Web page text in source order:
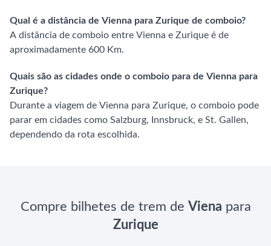
Qual é a distância de Vienna para Zurique de comboio?
A distância de comboio entre Vienna e Zurique é de
aproximadamente 600 Km.
Quais são as cidades onde o comboio para de Vienna para
Zurique?
Durante a viagem de Vienna para Zurique, o comboio pode
parar em cidades como Salzburg, Innsbruck, e St. Gallen,
dependendo da rota escolhida.
Compre bilhetes de trem de Viena para
Zurique